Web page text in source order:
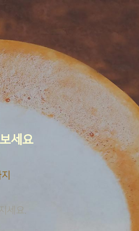
세요
세요.